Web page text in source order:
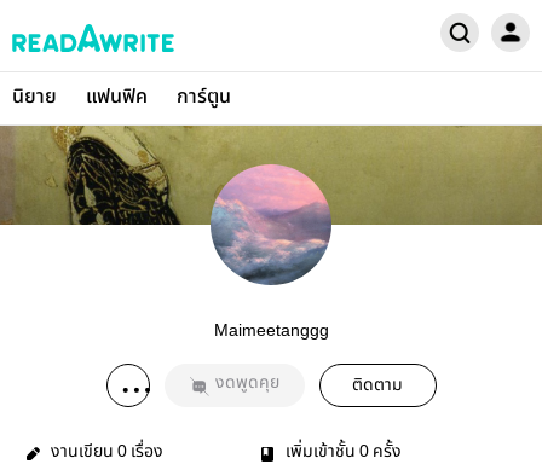
นิยาย แฟนฟิค การ์ตูน
Maimeetanggg
งดพูดคุย ติดตาม
งานเขียน 0 เรื่อง เพิ่มเข้าชั้น 0 ครั้ง